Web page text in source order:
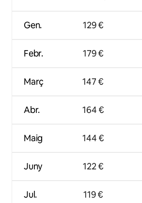
Gen.
Febr.
Març
Abr.
Maig
Juny
Jul.
129 €
179 €
147 €
164 €
144 €
122 €
119 €